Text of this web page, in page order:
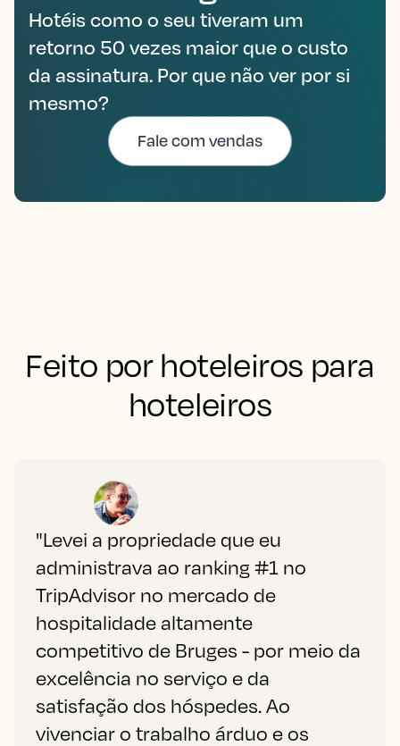
Hotéis como o seu tiveram um
retorno 50 vezes maior que o custo
da assinatura. Por que não ver por si
mesmo?
Fale com vendas
Feito por hoteleiros para
hoteleiros
"Levei a propriedade que eu
administrava ao ranking #1 no
TripAdvisor no mercado de
hospitalidade altamente
competitivo de Bruges - por meio da
excelência no serviço e da
satisfação dos hóspedes. Ao
vivenciar o trabalho árduo e os